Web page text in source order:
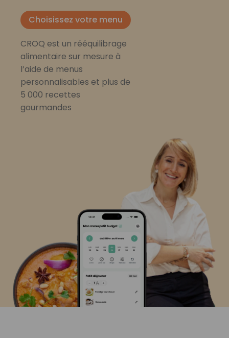
Choisissez votre menu
CROQ est un rééquilibrage
alimentaire sur mesure à
l’aide de menus
personnalisables et plus de
5 000 recettes
gourmandes